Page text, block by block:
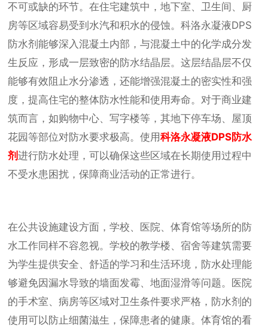
不可或缺的环节。在住宅建筑中，地下室、卫生间、厨
房等区域容易受到水汽和积水的侵蚀。科洛永凝液DPS
防水剂能够深入混凝土内部，与混凝土中的化学成分发
生反应，形成一层致密的防水结晶层。这层结晶层不仅
能够有效阻止水分渗透，还能增强混凝土的密实性和强
度，提高住宅的整体防水性能和使用寿命。对于商业建
筑而言，如购物中心、写字楼等，其地下停车场、屋顶
花园等部位对防水要求极高。使用科洛永凝液DPS防水
剂进行防水处理，可以确保这些区域在长期使用过程中
不受水患困扰，保障商业活动的正常进行。
在公共设施建设方面，学校、医院、体育馆等场所的防
水工作同样不容忽视。学校的教学楼、宿舍等建筑需要
为学生提供安全、舒适的学习和生活环境，防水处理能
够避免因漏水导致的墙面发霉、地面湿滑等问题。医院
的手术室、病房等区域对卫生条件要求严格，防水剂的
使用可以防止细菌滋生，保障患者的健康。体育馆的看